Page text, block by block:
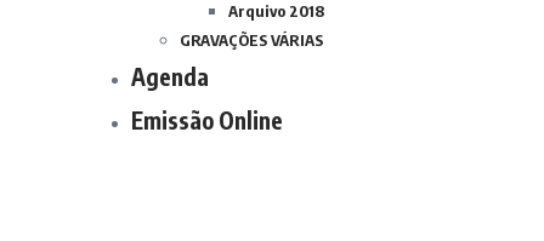
Arquivo 2018
GRAVAÇÕES VÁRIAS
Agenda
Emissão Online